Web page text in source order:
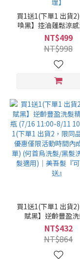
買1送1(下單1 出貨
喚黑】控油蓬鬆涼
530ml/瓶 (7/16 11:00-8/11
10:59買1送1(下單1
限同品項)，此優惠僅
時間內成立之訂
美吾髮『可海外配送
養護/頭皮照護/頭
NT$499
NT$998
買1送1(下單1 出貨
賦黑】逆齡豐盈
540ml/瓶 (7/16 11:00-8/11
10:59買1送1(下單1
限同品項)，此優惠僅
時間內成立之訂單) (
NT$432
NT$864